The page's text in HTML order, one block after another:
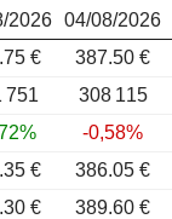
2026 04/08/2026
€ 387.50 €
751 308 115
-0,58%
€ 386.05 €
€ 389.60 €